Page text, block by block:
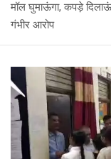
मॉल घुमाऊंगा, कपड़े
गंभीर आरोप